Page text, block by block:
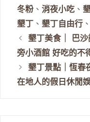
籤
冬粉 、 消夜小吃 、
墾丁 、 墾丁自由行 、
墾丁美食｜ 巴
旁小酒館 好吃的不
墾丁景點｜恆春
在地人的假日休閒